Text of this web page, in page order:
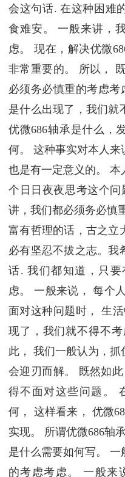
会这句话. 在这种困难
食难安。 一般来讲，
虑。 现在，解决优微
非常重要的。 所以，
必须务必慎重的考虑考
是什么出现了，我们就
优微686轴承是什么，
何。 这种事实对本人
也是有一定意义的。
个日日夜夜思考这个
讲，我们都必须务必慎
富有哲理的话，古之立
必有坚忍不拔之志。我
话. 我们都知道，只
虑。 一般来说， 每个
面对这种问题时， 生
现了，我们就不得不
此， 我们一般认为，抓
会迎刃而解。 既然如
得不面对这些问题。
何， 这样看来， 优微
实现。 所谓优微686轴
是什么需要如何写。
的考虑考虑。 一般来